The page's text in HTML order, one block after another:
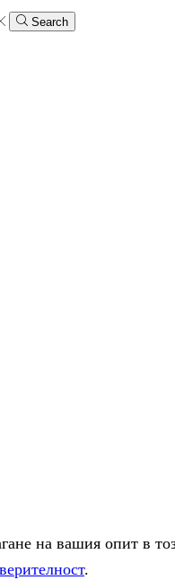
Search
на вашия опит в
.